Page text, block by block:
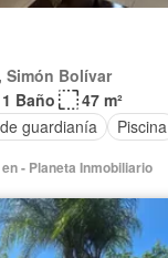
Simón Bolívar
1 Baño
47 m²
guardianía Piscina
- Planeta Inmobiliario